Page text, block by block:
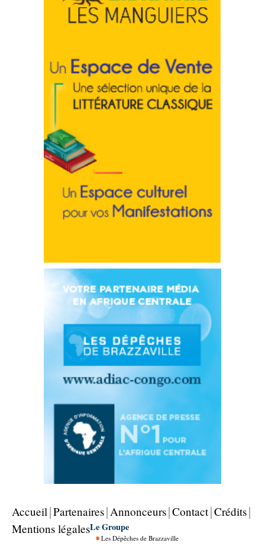
Accueil Partenaires Annonceurs Contact Crédits
Mentions légalesLe Groupe
Les Dépêches de Brazzaville